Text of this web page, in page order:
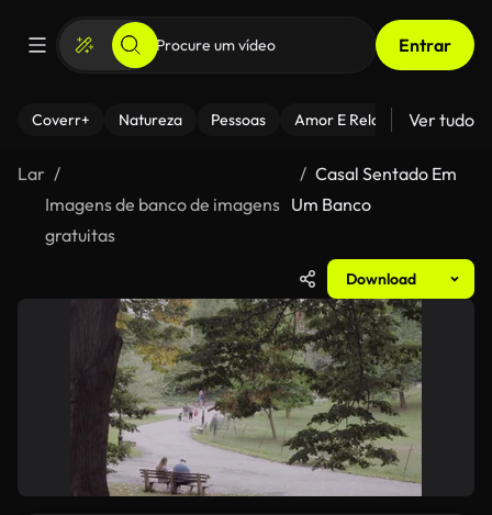
Entrar
Coverr+ Natureza Pessoas Amor E Relacionamentos
Ver tudo
Lar
Imagens de banco de imagens
gratuitas
Casal Sentado Em
Um Banco
Download